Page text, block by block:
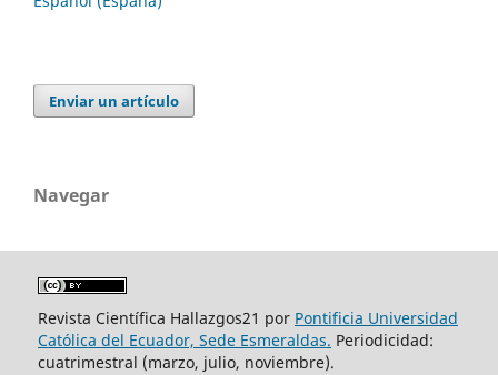
Enviar un artículo
Navegar
Revista Científica Hallazgos21 por Pontificia Universidad
Católica del Ecuador, Sede Esmeraldas. Periodicidad:
cuatrimestral (marzo, julio, noviembre).